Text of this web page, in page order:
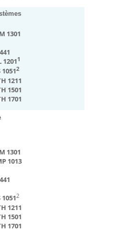
1301
12011
10512
1211
1501
1701
1301
1013
10512
1211
1501
1701